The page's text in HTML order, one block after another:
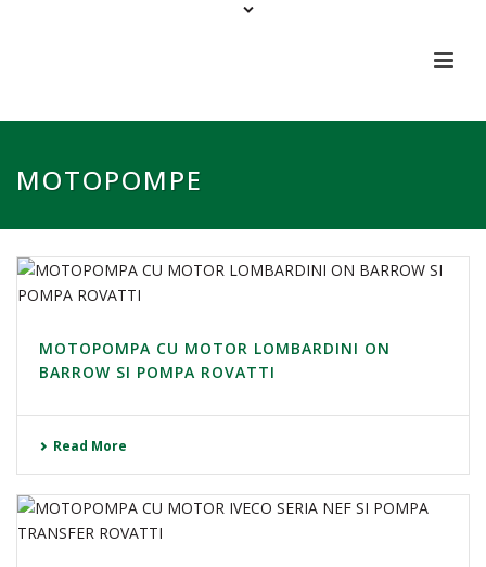
MOTOPOMPE
MOTOPOMPA CU MOTOR LOMBARDINI ON
BARROW SI POMPA ROVATTI
Read More